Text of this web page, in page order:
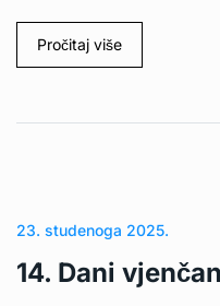
Pročitaj više
23. studenoga 2025.
14. Dani